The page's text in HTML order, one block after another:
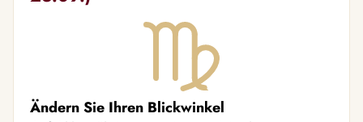
Ändern Sie Ihren Blickwinkel